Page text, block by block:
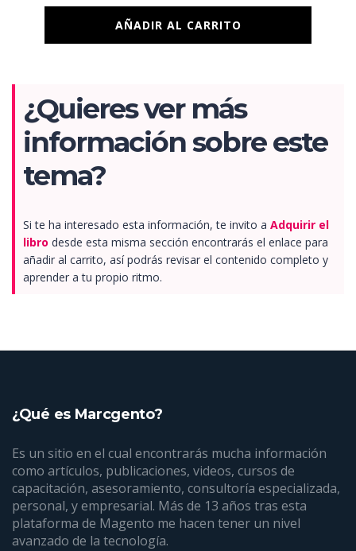
AÑADIR AL CARRITO
¿Quieres ver más
información sobre este
tema?
Si te ha interesado esta información, te invito a Adquirir el
libro desde esta misma sección encontrarás el enlace para
añadir al carrito, así podrás revisar el contenido completo y
aprender a tu propio ritmo.
¿Qué es Marcgento?
Es un sitio en el cual encontrarás mucha información
como artículos, publicaciones, videos, cursos de
capacitación, asesoramiento, consultoría especializada,
personal, y empresarial. Más de 13 años tras esta
plataforma de Magento me hacen tener un nivel
avanzado de la tecnología.